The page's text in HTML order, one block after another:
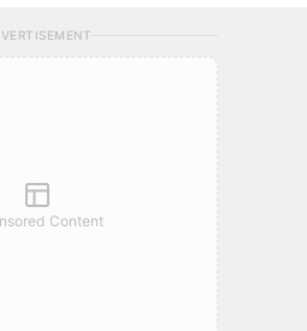
Content